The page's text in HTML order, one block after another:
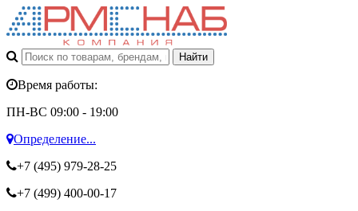
Время работы:
ПН-ВС 09:00 - 19:00
Определение...
+7 (495) 979-28-25
+7 (499) 400-00-17